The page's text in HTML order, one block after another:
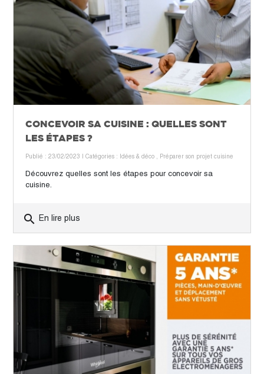
CONCEVOIR SA CUISINE : QUELLES SONT
LES ÉTAPES ?
Publié : 23/02/2023 | Catégories : Idées & déco Préparer son projet cuisine
Découvrez quelles sont les étapes pour concevoir sa
cuisine.
search En lire plus